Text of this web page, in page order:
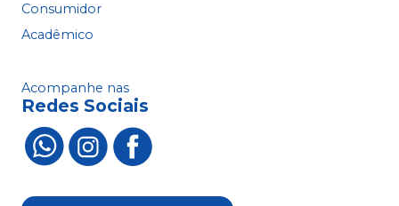
Consumidor
Acadêmico
Acompanhe nas
Redes Sociais